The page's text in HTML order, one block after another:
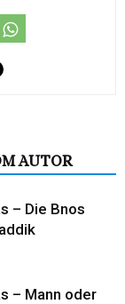
AUTOR
– Die Bnos
– Mann oder